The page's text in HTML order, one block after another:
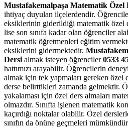
Mustafakemalpaşa Matematik Özel
ihtiyaç duyulan ilçelerdendir.
eksiklerinin giderildiği matematik özel
lise son sınıfa kadar olan öğrenciler
matematik öğretmenleri eğitim
eksiklerini gidermektedir.
Dersi almak isteyen öğrenciler0533
hattımızı arayabilir. Öğrencilerin
almak için tek yapmaları gereken özel
derse belirttikleri zamanda gelmektir.
yakalaması için özel ders almaları
olmazdır. Sınıfta işlenen matematik
kaçırdığı noktalar olabilir. Özel
sınıfın da önüne geçmeleri